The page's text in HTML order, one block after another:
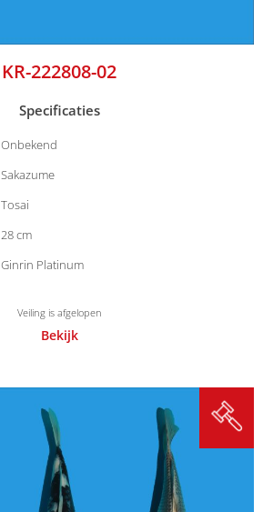
KR-222808-02
Specificaties
Onbekend
Sakazume
Tosai
28 cm
Ginrin Platinum
Veiling is afgelopen
Bekijk